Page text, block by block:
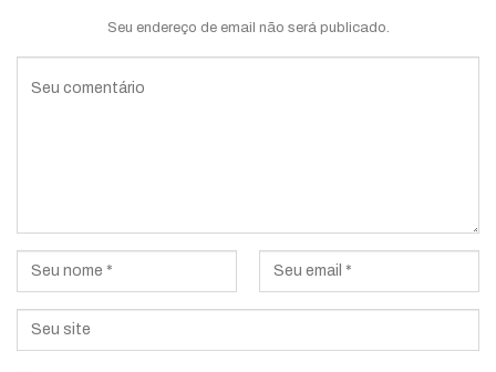
Seu endereço de email não será publicado.